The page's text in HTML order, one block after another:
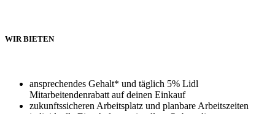
WIR BIETEN
ansprechendes Gehalt* und täglich 5% Lidl
Mitarbeitendenrabatt auf deinen Einkauf
zukunftssicheren Arbeitsplatz und planbare Arbeitszeiten